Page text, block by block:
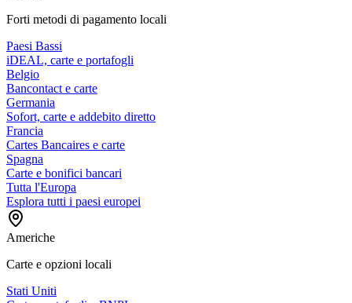
Forti metodi di pagamento locali
Paesi Bassi
iDEAL, carte e portafogli
Belgio
Bancontact e carte
Germania
Sofort, carte e addebito diretto
Francia
Cartes Bancaires e carte
Spagna
Carte e bonifici bancari
Tutta l'Europa
Esplora tutti i paesi europei
Americhe
Carte e opzioni locali
Stati Uniti